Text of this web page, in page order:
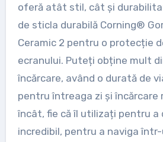
oferă atât stil, cât și
de sticla durabilă Corning®
Ceramic 2 pentru o protecție
ecranului. Puteți obține mult
încărcare, având o durată de
pentru întreaga zi și încărcare
încât, fie că îl utilizați pentru
incredibil, pentru a naviga